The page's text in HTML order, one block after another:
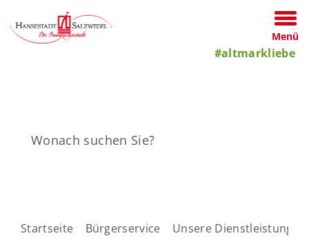
Menü
#altmarkliebe
Startseite Bürgerservice Unsere Dienstleistungen